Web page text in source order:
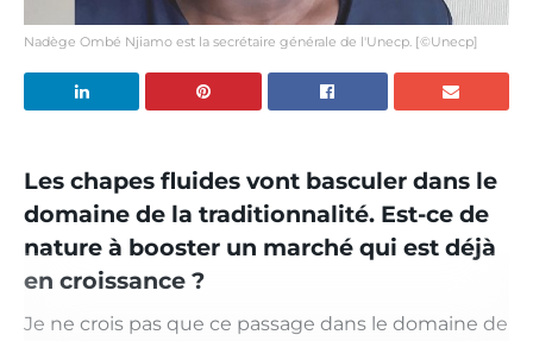
Nadège Ombé Njiamo est la secrétaire générale de l'Unecp. [©Unecp]
Les chapes fluides vont basculer dans le
domaine de la traditionnalité. Est-ce de
nature à booster un marché qui est déjà
en croissance ?
Je ne crois pas que ce passage dans le domaine de